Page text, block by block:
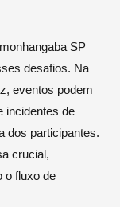
SP
desafios. Na
eventos podem
incidentes de
dos participantes.
crucial,
o fluxo de